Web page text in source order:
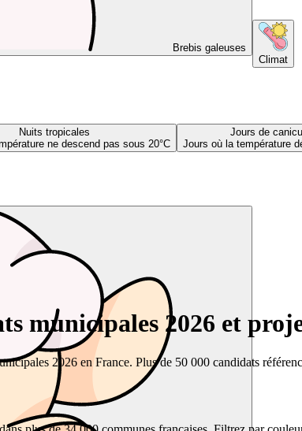
Brebis galeuses
Climat
Nuits tropicales
ne descend pas sous 20°C
Jours de
Jours où la température
municipales 2026 et
2026 en France. Plus de 50 000 candidats